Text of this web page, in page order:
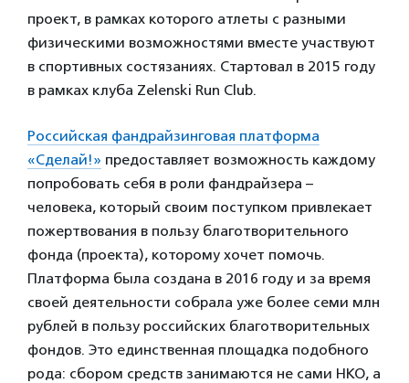
проект, в рамках которого атлеты с разными
физическими возможностями вместе участвуют
в спортивных состязаниях. Стартовал в 2015 году
в рамках клуба Zelenski Run Club.
Российская фандрайзинговая платформа
«Сделай!» предоставляет возможность каждому
попробовать себя в роли фандрайзера –
человека, который своим поступком привлекает
пожертвования в пользу благотворительного
фонда (проекта), которому хочет помочь.
Платформа была создана в 2016 году и за время
своей деятельности собрала уже более семи млн
рублей в пользу российских благотворительных
фондов. Это единственная площадка подобного
рода: сбором средств занимаются не сами НКО, а